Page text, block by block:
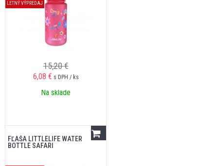
LETNÝ VÝPREDAJ
15,20 €
6,08 € s DPH / ks
Na sklade
FĽAŠA LITTLELIFE WATER
BOTTLE SAFARI